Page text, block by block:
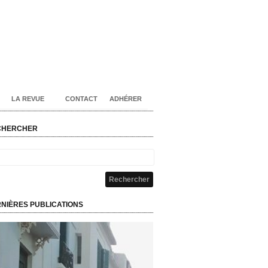
LA REVUE CONTACT ADHÉRER
PUBLICATIONS